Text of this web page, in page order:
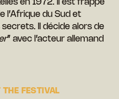
en 1972. Il est frappé
l’Afrique du Sud et
Il décide alors de
” avec l’acteur allemand
FESTIVAL